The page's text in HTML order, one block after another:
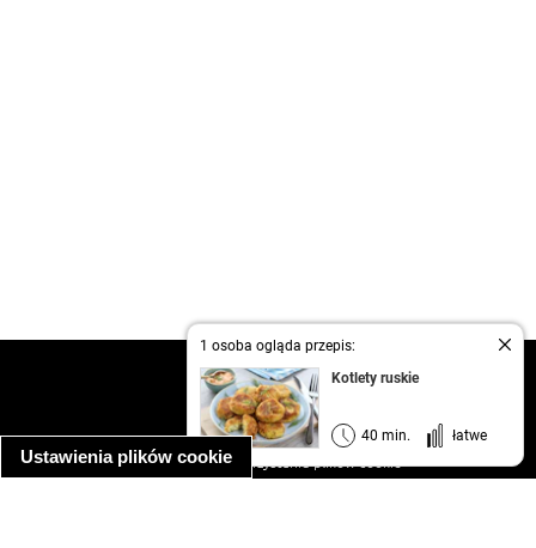
Ustawienia plików cookie
1 osoba ogląda przepis:
Kotlety ruskie
40 min. łatwe
kontakt
regulamin
informacja o prywatności
informacja o wykorzystaniu plików cookie